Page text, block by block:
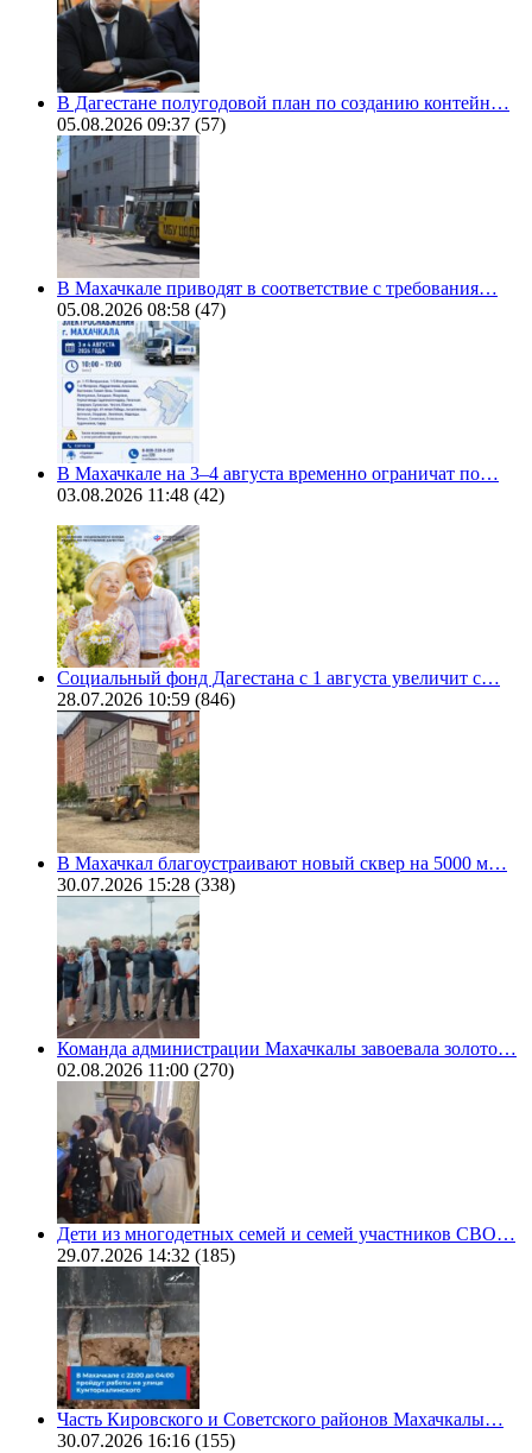
В Дагестане полугодовой план по созданию контейн…
05.08.2026 09:37 (57)
В Махачкале приводят в соответствие с требования…
05.08.2026 08:58 (47)
В Махачкале на 3–4 августа временно ограничат по…
03.08.2026 11:48 (42)
Социальный фонд Дагестана с 1 августа увеличит с…
28.07.2026 10:59 (846)
В Махачкал благоустраивают новый сквер на 5000 м…
30.07.2026 15:28 (338)
Команда администрации Махачкалы завоевала золото…
02.08.2026 11:00 (270)
Дети из многодетных семей и семей участников СВО…
29.07.2026 14:32 (185)
Часть Кировского и Советского районов Махачкалы…
30.07.2026 16:16 (155)